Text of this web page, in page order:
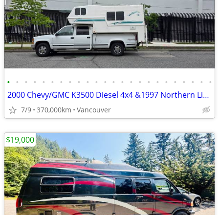
• • • • • • • • • • • • • • • • • • • • • • • •
2000 Chevy/GMC K3500 Diesel 4x4 &1997 Northern Lite 9.6 Camper Package
7/9 370,000km Vancouver
$19,000